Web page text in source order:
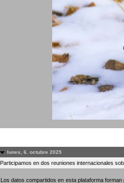
lunes, 6. octubre 2025
Participamos en dos reuniones internacionales
Los datos compartidos en esta plataforma